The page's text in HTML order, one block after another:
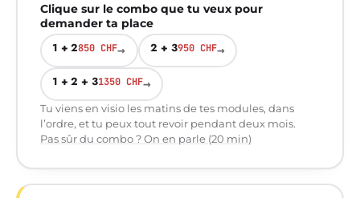
Clique sur le combo que tu veux pour
demander ta place
1 + 2850 CHF→ 2 + 3950 CHF→
1 + 2 + 31350 CHF→
Tu viens en visio les matins de tes modules, dans
l’ordre, et tu peux tout revoir pendant deux mois.
Pas sûr du combo ? On en parle (20 min)